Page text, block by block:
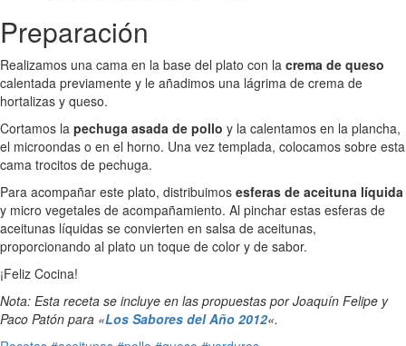
Preparación
Realizamos una cama en la base del plato con la crema de queso
calentada previamente y le añadimos una lágrima de crema de
hortalizas y queso.
Cortamos la pechuga asada de pollo y la calentamos en la plancha,
el microondas o en el horno. Una vez templada, colocamos sobre esta
cama trocitos de pechuga.
Para acompañar este plato, distribuimos esferas de aceituna líquida
y micro vegetales de acompañamiento. Al pinchar estas esferas de
aceitunas líquidas se convierten en salsa de aceitunas,
proporcionando al plato un toque de color y de sabor.
¡Feliz Cocina!
Nota: Esta receta se incluye en las propuestas por Joaquín Felipe y
Paco Patón para «Los Sabores del Año 2012«.